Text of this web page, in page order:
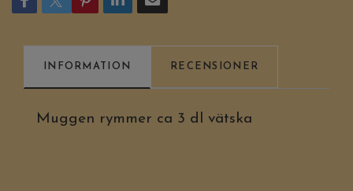
INFORMATION RECENSIONER
Muggen rymmer ca 3 dl vätska